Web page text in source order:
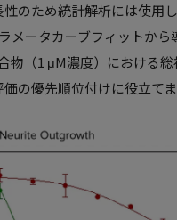
のため統計解析には使用
メータカーブフィットか
物（1 μM濃度）における
の優先順位付けに役立て